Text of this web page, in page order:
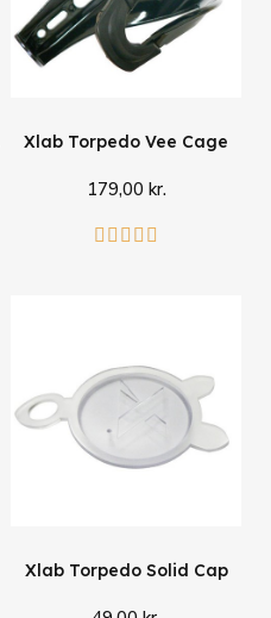
Xlab Torpedo Vee Cage
179,00 kr.
    
Xlab Torpedo Solid Cap